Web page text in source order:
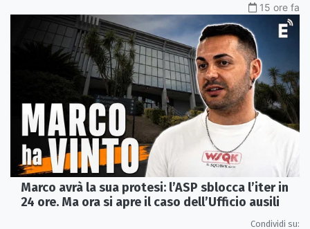
15 ore fa
Marco avrà la sua protesi: l’ASP sblocca l’iter in
24 ore. Ma ora si apre il caso dell’Ufficio ausili
Condividi su: